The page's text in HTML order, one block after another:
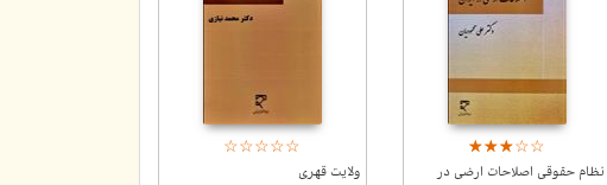
☆☆☆☆☆
★★★★★
نظام حقوقی اصلاحات ارضی در
☆☆☆☆☆
★★★★★
ولایت قهری